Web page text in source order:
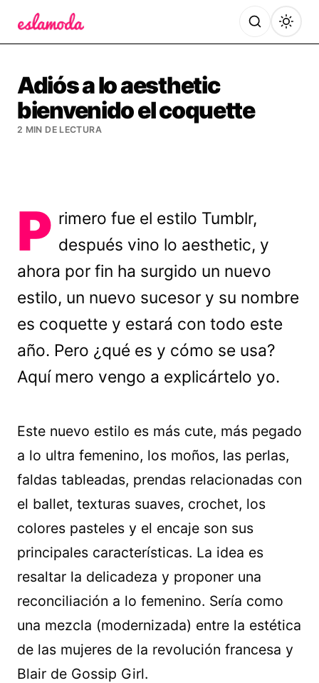
Adiós a lo aesthetic
bienvenido el coquette
2 MIN DE LECTURA
P rimero fue el estilo Tumblr,
después vino lo aesthetic, y
ahora por fin ha surgido un nuevo
estilo, un nuevo sucesor y su nombre
es coquette y estará con todo este
año. Pero ¿qué es y cómo se usa?
Aquí mero vengo a explicártelo yo.
Este nuevo estilo es más cute, más pegado
a lo ultra femenino, los moños, las perlas,
faldas tableadas, prendas relacionadas con
el ballet, texturas suaves, crochet, los
colores pasteles y el encaje son sus
principales características. La idea es
resaltar la delicadeza y proponer una
reconciliación a lo femenino. Sería como
una mezcla (modernizada) entre la estética
de las mujeres de la revolución francesa y
Blair de Gossip Girl.